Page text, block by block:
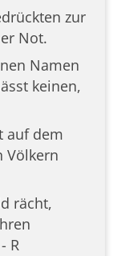
zur
Not.
Namen
keinen,
auf dem
Völkern
rächt,
R